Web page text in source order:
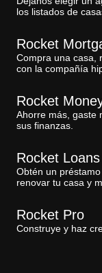
los listados de
Rocket
Compra una casa,
con la compañía
Rocket
Ahorre más, gaste
sus finanzas.
Rocket Loans
Obtén un
renovar tu casa y
Rocket Pro
Construye y haz